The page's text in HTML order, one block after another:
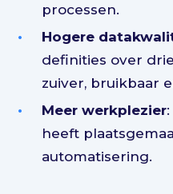
processen.
Hogere
definities over
zuiver, bruikbaar
Meer werkplezier
heeft
automatisering.